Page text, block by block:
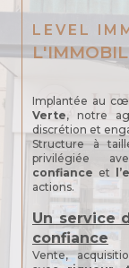
LEVEL
Implantée au
Verte, notre
discrétion et
Structure à
privilégiée
confiance et
actions.
Un service
confiance
Vente,